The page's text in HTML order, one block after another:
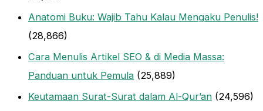
Anatomi Buku: Wajib Tahu Kalau Mengaku Penulis!
(28,866)
Cara Menulis Artikel SEO & di Media Massa:
Panduan untuk Pemula (25,889)
Keutamaan Surat-Surat dalam Al-Qur’an (24,596)